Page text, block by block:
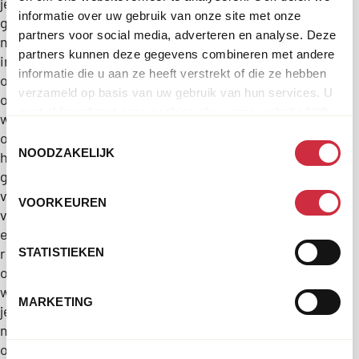
informatie over uw gebruik van onze site met onze
partners voor social media, adverteren en analyse. Deze
partners kunnen deze gegevens combineren met andere
informatie die u aan ze heeft verstrekt of die ze hebben
verzameld op basis van uw gebruik van hun services. U
Toestemmingsselectie
NOODZAKELIJK
VOORKEUREN
STATISTIEKEN
MARKETING
graag
meer
informatie
over
ons
werk
op
het
gebied
van
veiligheid
en
recht
of
wil
je
met
ons
SABINA
ATZEI
Expert
vredesopbouw
[email protected]
SOTO
NARANJO
Expert
veiligheid
en